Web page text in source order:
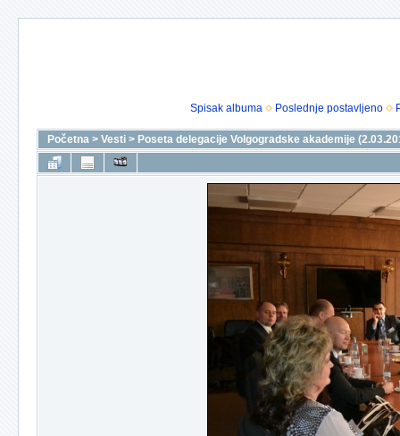
Spisak albuma Poslednje postavljeno
Početna > Vesti > Poseta delegacije Volgogradske akademije